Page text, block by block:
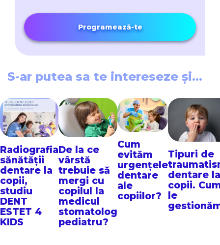
Programează-te
S-ar putea sa te intereseze și...
Radiografia
sănătății
dentare la
copii,
studiu
DENT
ESTET 4
KIDS
De la ce
vârstă
trebuie să
mergi cu
copilul la
medicul
stomatolog
pediatru?
Cum
evităm
urgențele
dentare
ale
copiilor?
Tipuri de
dentare la
copii.
le